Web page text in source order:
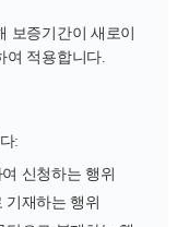
보증기간이 새로이
여 적용합니다.
:
신청하는 행위
재하는 행위